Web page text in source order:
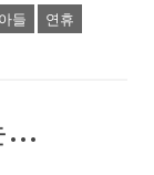
아들 연휴
…